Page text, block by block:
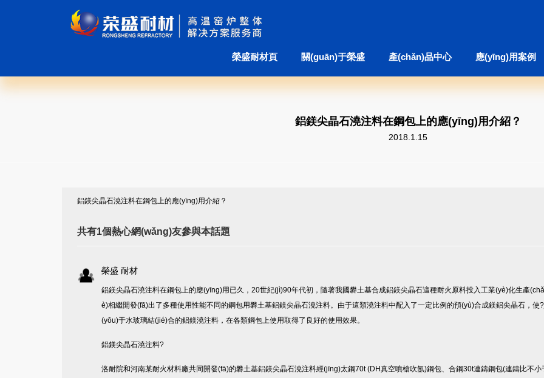
榮盛耐材頁 關(guān)于榮盛 產(chǎn)品中心 應(yīng)用案例
鋁鎂尖晶石澆注料在鋼包上的應(yīng)用介紹？
2018.1.15
鋁鎂尖晶石澆注料在鋼包上的應(yīng)用介紹？
共有1個熱心網(wǎng)友參與本話題
榮盛 耐材
鋁鎂尖晶石澆注料在鋼包上的應(yīng)用已久，20世紀(jì)90年代初，隨著我國礬土基合成鋁鎂尖晶石這種耐火原料投入工業(yè)化生產
è)相繼開發(fā)出了多種使用性能不同的鋼包用礬土基鋁鎂尖晶石澆注料。由于這類澆注料中配入了一定比例的預(yù)合成鎂鋁尖晶石，
(yōu)于水玻璃結(jié)合的鋁鎂澆注料，在各類鋼包上使用取得了良好的使用效果。
鋁鎂尖晶石澆注料?
洛耐院和河南某耐火材料廠共同開發(fā)的礬土基鋁鎂尖晶石澆注料經(jīng)太鋼70t (DH真空噴槍吹氬)鋼包、合鋼30t連鑄鋼包(連鑄比不